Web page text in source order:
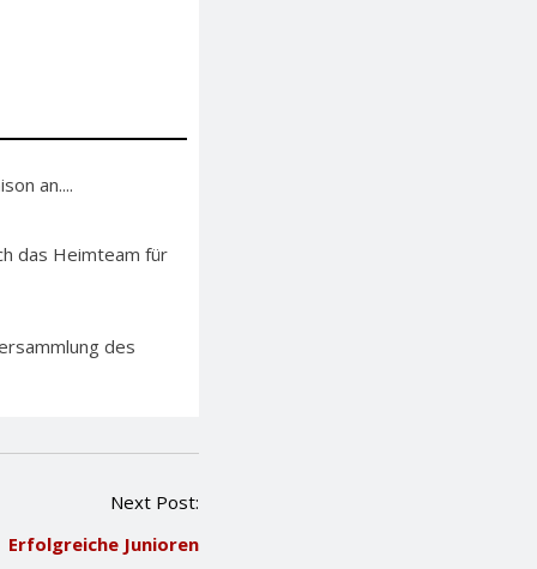
an....
das Heimteam für
des
Next Post:
Erfolgreiche Junioren